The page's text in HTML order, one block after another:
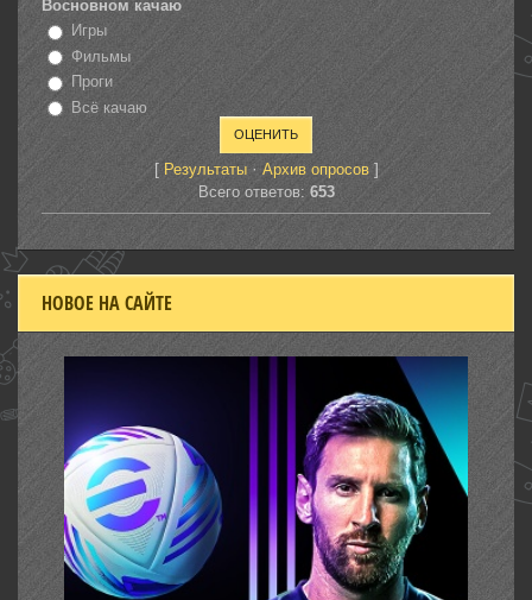
Восновном качаю
Игры
Фильмы
Проги
Всё качаю
[ Результаты· Архив опросов]
Всего ответов: 653
НОВОЕ НА САЙТЕ